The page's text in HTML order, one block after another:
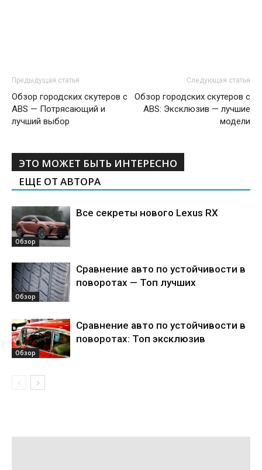
Предыдущая статья
Обзор городских скутеров с
ABS — Потрясающий и
лучший выбор
Следующая статья
Обзор городских скутеров с
ABS: Эксклюзив — лучшие
модели
ЭТО МОЖЕТ БЫТЬ ИНТЕРЕСНО
ЕЩЕ ОТ АВТОРА
Обзор
Все секреты нового Lexus RX
Обзор
Сравнение авто по устойчивости в
поворотах — Топ лучших
Обзор
Сравнение авто по устойчивости в
поворотах: Топ эксклюзив